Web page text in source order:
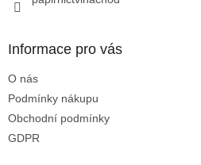
Informace pro vás
O nás
Podmínky nákupu
Obchodní podmínky
GDPR